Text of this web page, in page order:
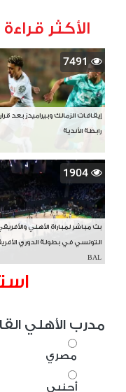
الأكثر قراءة
7491
إيقافات الزمالك وبيراميدز بعد
رابطة الأندية
1904
بث مباشر لمباراة الأهلي
التونسي في بطولة الدوري
BAL
مدرب الأهلي
مصري
أجنبي